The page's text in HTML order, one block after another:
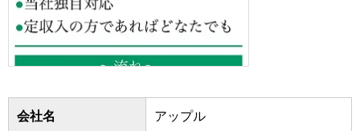
会社名 アップル